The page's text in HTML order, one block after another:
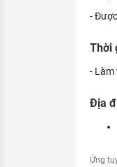
-
Thời
- Làm
Địa
Ứng